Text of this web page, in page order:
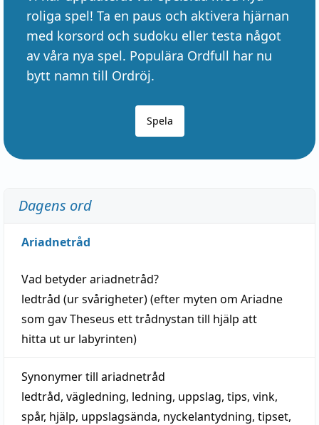
roliga spel! Ta en paus och aktivera hjärnan
med korsord och sudoku eller testa något
av våra nya spel. Populära Ordfull har nu
bytt namn till Ordröj.
Spela
Dagens ord
Ariadnetråd
Vad betyderariadnetråd?
ledtråd (ur svårigheter) (efter myten om Ariadne
som gav Theseus ett trådnystan till hjälp att
hitta ut ur labyrinten)
Synonymer till ariadnetråd
ledtråd, vägledning, ledning, uppslag, tips, vink,
spår, hjälp, uppslagsända, nyckelantydning, tipset,